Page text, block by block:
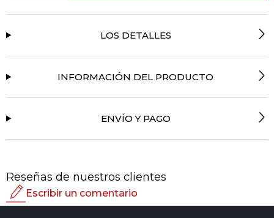
LOS DETALLES
INFORMACIÓN DEL PRODUCTO
ENVÍO Y PAGO
Reseñas de nuestros clientes
Escribir un comentario